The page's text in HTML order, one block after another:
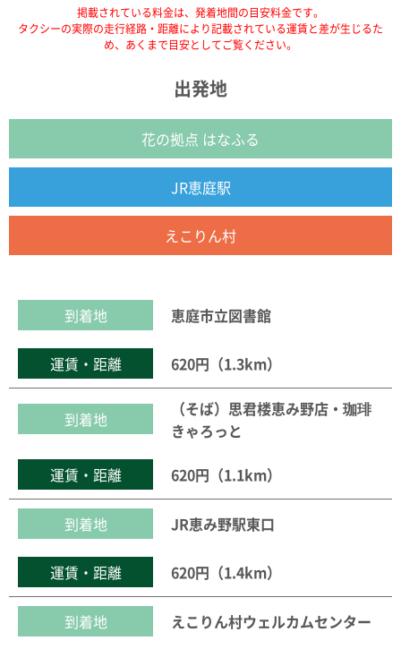
掲載されている料金は、発着地間の目安料金です。
タクシーの実際の走行経路・距離により記載されている運賃と差が生じるた
め、あくまで目安としてご覧ください。
出発地
花の拠点 はなふる
JR恵庭駅
えこりん村
到着地 恵庭市立図書館
運賃・距離 620円（1.3km）
到着地
（そば）思君楼恵み野店・珈琲
きゃろっと
運賃・距離 620円（1.1km）
到着地 JR恵み野駅東口
運賃・距離 620円（1.4km）
到着地 えこりん村ウェルカムセンター